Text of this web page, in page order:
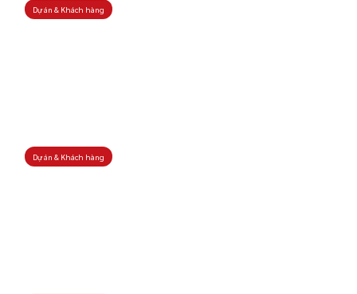
Dự án & Khách hàng
Dự án & Khách hàng